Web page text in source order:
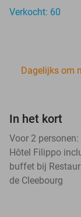
Verkocht: 60
Dagelijks om
In het kort
Voor 2
Hôtel Filippo
buffet bij
de Cleebourg